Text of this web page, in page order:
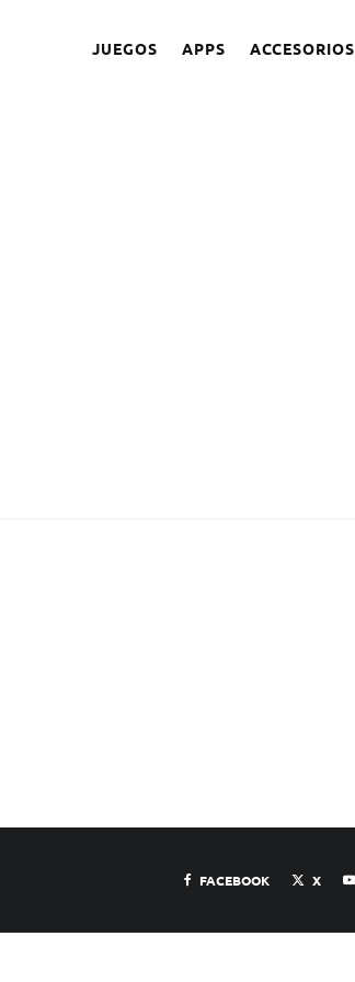
JUEGOS APPS ACCESORIOS
FACEBOOK X